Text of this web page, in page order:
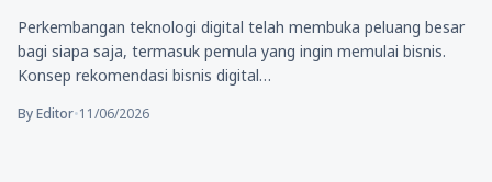
Perkembangan teknologi digital telah membuka peluang besar
bagi siapa saja, termasuk pemula yang ingin memulai bisnis.
Konsep rekomendasi bisnis digital…
By Editor•11/06/2026